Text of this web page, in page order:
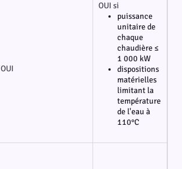
OUI
OUI si
puissance
unitaire de
chaque
chaudière ≤
1 000 kW
dispositions
matérielles
limitant la
température
de l'eau à
110°C